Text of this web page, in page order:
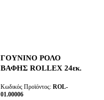
ΓΟΥΝΙΝΟ ΡΟΛΟ
ΒΑΦΗΣ ROLLEX 24εκ.
Κωδικός Προϊόντος: ROL-
01.00006